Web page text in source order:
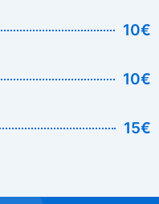
10€
10€
15€